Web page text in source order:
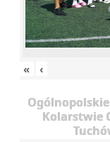
« ‹
Kolarstwie